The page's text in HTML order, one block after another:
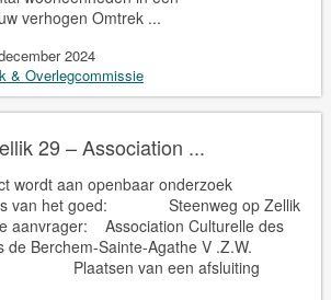
verhogen Omtrek ...
2024
& Overlegcommissie
29 – Association ...
wordt aan openbaar onderzoek
van het goed: Steenweg op Zellik
aanvrager: Association Culturelle des
de Berchem-Sainte-Agathe V .Z.W.
Plaatsen van een afsluiting